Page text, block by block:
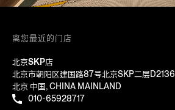
离您最近的门店
北京SKP店
北京市朝阳区建国路87号北京SKP二层D2136
北京 中国, CHINA MAINLAND
010-65928717